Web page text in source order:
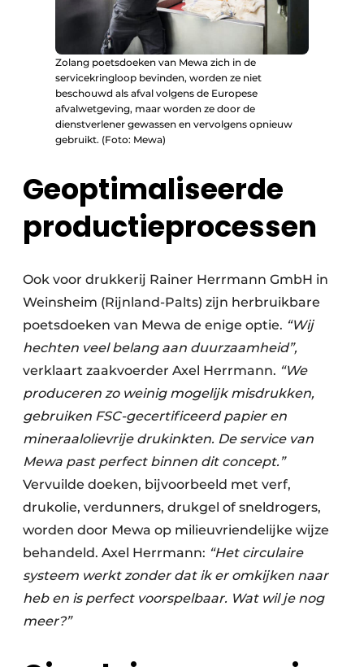
Zolang poetsdoeken van Mewa zich in de
servicekringloop bevinden, worden ze niet
beschouwd als afval volgens de Europese
afvalwetgeving, maar worden ze door de
dienstverlener gewassen en vervolgens opnieuw
gebruikt. (Foto: Mewa)
Geoptimaliseerde
productieprocessen
Ook voor drukkerij Rainer Herrmann GmbH in
Weinsheim (Rijnland-Palts) zijn herbruikbare
poetsdoeken van Mewa de enige optie. “Wij
hechten veel belang aan duurzaamheid”,
verklaart zaakvoerder Axel Herrmann. “We
produceren zo weinig mogelijk misdrukken,
gebruiken FSC-gecertificeerd papier en
mineraalolievrije drukinkten. De service van
Mewa past perfect binnen dit concept.”
Vervuilde doeken, bijvoorbeeld met verf,
drukolie, verdunners, drukgel of sneldrogers,
worden door Mewa op milieuvriendelijke wijze
behandeld. Axel Herrmann: “Het circulaire
systeem werkt zonder dat ik er omkijken naar
heb en is perfect voorspelbaar. Wat wil je nog
meer?”